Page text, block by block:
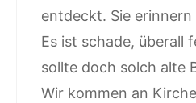
entdeckt. Sie erinnern
Es ist schade, überall
sollte doch solch alte
Wir kommen an